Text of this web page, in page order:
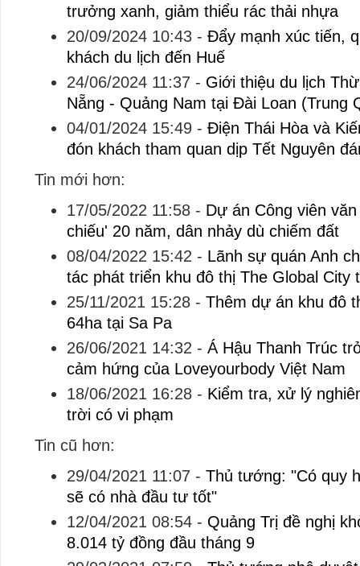
trưởng xanh, giảm thiểu rác thải nhựa
20/09/2024 10:43- Đẩy mạnh xúc tiến,
khách du lịch đến Huế
24/06/2024 11:37- Giới thiệu du lịch
Nẵng - Quảng Nam tại Đài Loan (Trung
04/01/2024 15:49- Điện Thái Hòa và
đón khách tham quan dịp Tết Nguyên
Tin mới hơn:
17/05/2022 11:58- Dự án Công viên
chiếu' 20 năm, dân nhảy dù chiếm đất
08/04/2022 15:42 - Lãnh sự quán Anh
tác phát triển khu đô thị The Global City
25/11/2021 15:28- Thêm dự án khu đô
64ha tại Sa Pa
26/06/2021 14:32 - Á Hậu Thanh Trúc
cảm hứng của Loveyourbody Việt Nam
18/06/2021 16:28- Kiểm tra, xử lý
trời có vi phạm
Tin cũ hơn:
29/04/2021 11:07- Thủ tướng: "Có quy
sẽ có nhà đầu tư tốt"
12/04/2021 08:54- Quảng Trị đề nghị
8.014 tỷ đồng đầu tháng 9